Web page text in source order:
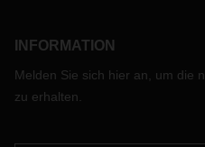
INFORMATION
Melden Sie sich hier an, um die
zu erhalten.